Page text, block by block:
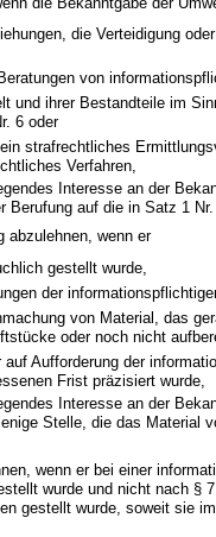
die Verteidigung
von
und ihrer Bestandteile im
6 oder
strafrechtliches
Verfahren,
Interesse an der
Berufung auf die in Satz 1
abzulehnen, wenn er
gestellt wurde,
der
von Material, das
oder noch nicht
Aufforderung der
Frist präzisiert wurde,
Interesse an der
Stelle, die das Material
wenn er bei einer
wurde und nicht nach §
gestellt wurde, soweit sie